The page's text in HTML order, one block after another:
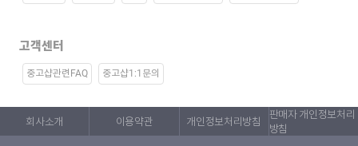
고객센터
중고샵관련FAQ 중고샵1:1문의
회사소개 이용약관 개인정보처리방침
판매자 개인정보처리
방침